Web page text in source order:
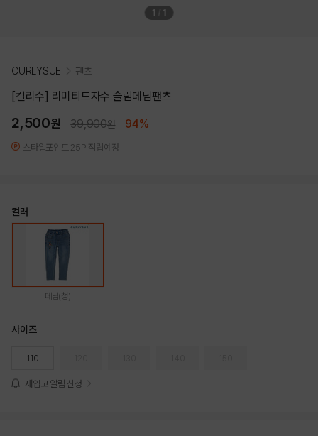
1 1
CURLYSUE 팬츠
[컬리수] 리미티드자수 슬림데님팬츠
2,500원 39,900원 94%
스타일포인트 25P 적립예정
컬러
데님(청)
사이즈
110
재입고 알림 신청